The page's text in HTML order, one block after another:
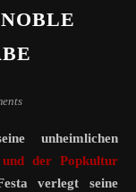
unheimlichen
der Popkultur
verlegt seine